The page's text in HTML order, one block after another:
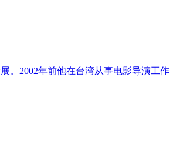
2002年前他在台湾从事电影导演工作